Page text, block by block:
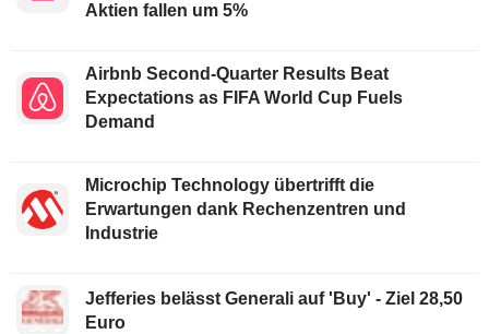
Aktien fallen um 5%
Airbnb Second-Quarter Results Beat
Expectations as FIFA World Cup Fuels
Demand
Microchip Technology übertrifft die
Erwartungen dank Rechenzentren und
Industrie
Jefferies belässt Generali auf 'Buy' - Ziel 28,50
Euro